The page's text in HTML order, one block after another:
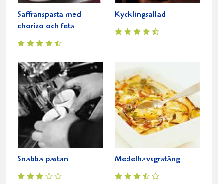
Saffranspasta med
chorizo och feta
Kycklingsallad
Snabba pastan Medelhavsgratäng